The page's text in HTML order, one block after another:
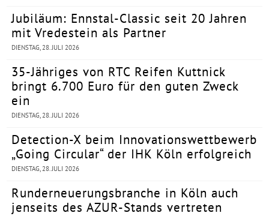
Jubiläum: Ennstal-Classic seit 20 Jahren
mit Vredestein als Partner
DIENSTAG, 28. JULI 2026
35-Jähriges von RTC Reifen Kuttnick
bringt 6.700 Euro für den guten Zweck
ein
DIENSTAG, 28. JULI 2026
Detection-X beim Innovationswettbewerb
„Going Circular“ der IHK Köln erfolgreich
DIENSTAG, 28. JULI 2026
Runderneuerungsbranche in Köln auch
jenseits des AZUR-Stands vertreten